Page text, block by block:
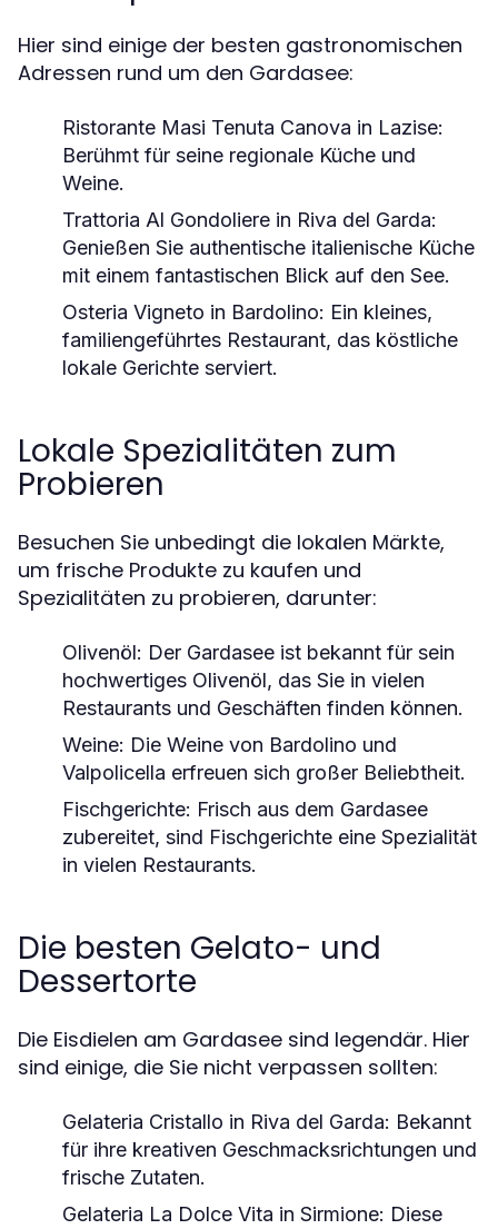
Hier sind einige der besten gastronomischen
Adressen rund um den Gardasee:
Ristorante Masi Tenuta Canova in Lazise:
Berühmt für seine regionale Küche und
Weine.
Trattoria Al Gondoliere in Riva del Garda:
Genießen Sie authentische italienische Küche
mit einem fantastischen Blick auf den See.
Osteria Vigneto in Bardolino: Ein kleines,
familiengeführtes Restaurant, das köstliche
lokale Gerichte serviert.
Lokale Spezialitäten zum
Probieren
Besuchen Sie unbedingt die lokalen Märkte,
um frische Produkte zu kaufen und
Spezialitäten zu probieren, darunter:
Olivenöl: Der Gardasee ist bekannt für sein
hochwertiges Olivenöl, das Sie in vielen
Restaurants und Geschäften finden können.
Weine: Die Weine von Bardolino und
Valpolicella erfreuen sich großer Beliebtheit.
Fischgerichte: Frisch aus dem Gardasee
zubereitet, sind Fischgerichte eine Spezialität
in vielen Restaurants.
Die besten Gelato- und
Dessertorte
Die Eisdielen am Gardasee sind legendär. Hier
sind einige, die Sie nicht verpassen sollten:
Gelateria Cristallo in Riva del Garda: Bekannt
für ihre kreativen Geschmacksrichtungen und
frische Zutaten.
Gelateria La Dolce Vita in Sirmione: Diese